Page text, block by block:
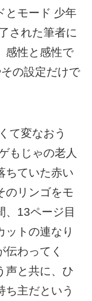
とモード 少年
された筆者に
感性と感性で
の設定だけで
て変なおう
もじゃの老人
ちていた赤い
のリンゴをモ
、13ページ目
ットの連なり
わってく
声と共に、ひ
ち主だという